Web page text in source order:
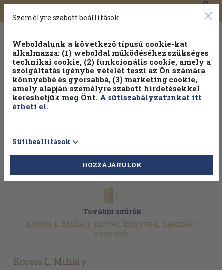
Toggle
navigation
0
Válogasson több mint 30 000 kötet közül
Hobbi témakörökben20% kedvezménnyel!
További szűrők
Kocsis L. Mihály művei, könyvek, használt
könyvek
Kocsis L. Mihály
Személyre szabott beállítások
Weboldalunk a következő típusú cookie-kat
alkalmazza: (1) weboldal működéséhez szükséges
technikai cookie, (2) funkcionális cookie, amely a
szolgáltatás igénybe vételét teszi az Ön számára
könnyebbé és gyorsabbá, (3) marketing cookie,
amely alapján személyre szabott hirdetésekkel
kereshetjük meg Önt. A sütiszabályzatunkat itt
érheti el.
Sütibeállítások
HOZZÁJÁRULOK